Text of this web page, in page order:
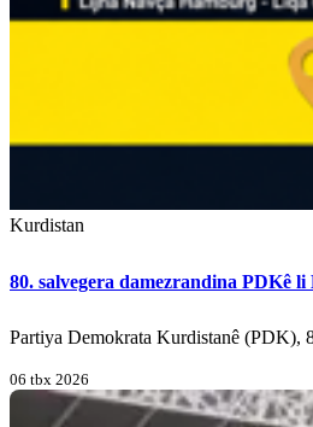
Kurdistan
80. salvegera damezrandina
Partiya Demokrata Kurdistanê (PDK),
06 tbx 2026